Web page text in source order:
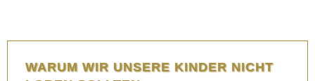
WARUM WIR UNSERE KINDER NICHT